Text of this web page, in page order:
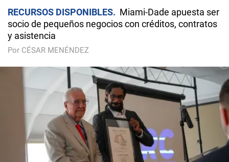
RECURSOS DISPONIBLES
Miami-Dade apuesta ser
socio de pequeños negocios con créditos, contratos
y asistencia
Por CÉSAR MENÉNDEZ